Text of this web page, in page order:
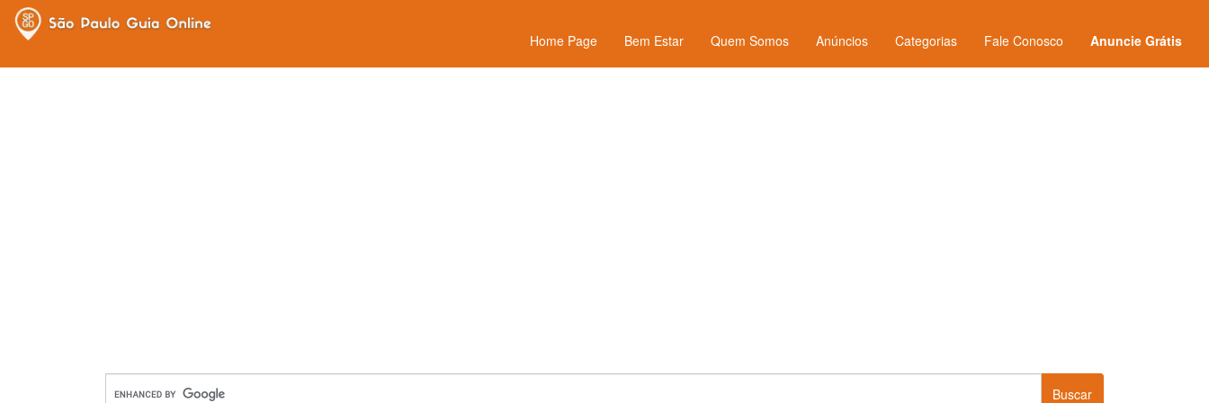
Home Page Bem Estar Quem Somos Anúncios Categorias Fale Conosco Anuncie Grátis
Buscar